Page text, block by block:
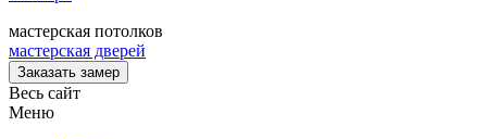
мастерская потолков
мастерская дверей
Заказать замер
Весь сайт
Меню